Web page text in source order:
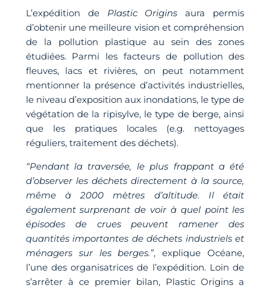
L’expédition de Plastic Origins aura permis
d’obtenir une meilleure vision et compréhension
de la pollution plastique au sein des zones
étudiées. Parmi les facteurs de pollution des
fleuves, lacs et rivières, on peut notamment
mentionner la présence d’activités industrielles,
le niveau d’exposition aux inondations, le type de
végétation de la ripisylve, le type de berge, ainsi
que les pratiques locales (e.g. nettoyages
réguliers, traitement des déchets).
“Pendant la traversée, le plus frappant a été
d’observer les déchets directement à la source,
même à 2000 mètres d’altitude. Il était
également surprenant de voir à quel point les
épisodes de crues peuvent ramener des
quantités importantes de déchets industriels et
ménagers sur les berges.”, explique Océane,
l’une des organisatrices de l’expédition. Loin de
s’arrêter à ce premier bilan, Plastic Origins a